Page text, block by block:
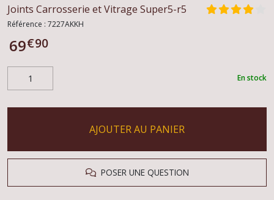
Joints Carrosserie et Vitrage Super5-r5
Référence : 7227AKKH
69€90
En stock
AJOUTER AU PANIER
POSER UNE QUESTION